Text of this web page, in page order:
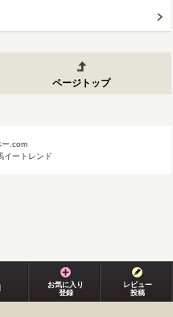
ページトップ
ー.com
イートレンド
お気に入り
登録
レビュー
投稿